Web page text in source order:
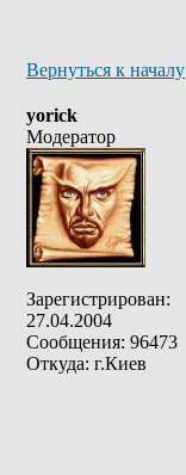
Вернуться к началу
yorick
Модератор
Зарегистрирован:
27.04.2004
Сообщения: 96473
Откуда: г.Киев